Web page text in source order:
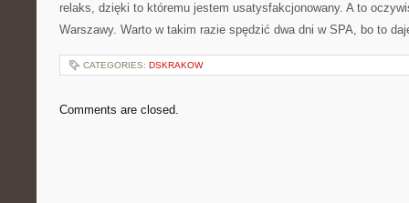
relaks, dzięki to któremu jestem usatysfakcjonowany. A to
Warszawy. Warto w takim razie spędzić dwa dni w SPA, bo to
CATEGORIES: DSKRAKOW
Comments are closed.